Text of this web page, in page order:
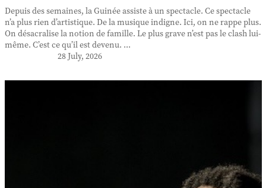
Depuis des semaines, la Guinée assiste à un spectacle. Ce spectacle
n’a plus rien d’artistique. De la musique indigne. Ici, on ne rappe plus.
On désacralise la notion de famille. Le plus grave n’est pas le clash lui-
même. C’est ce qu’il est devenu. ...
28 July, 2026